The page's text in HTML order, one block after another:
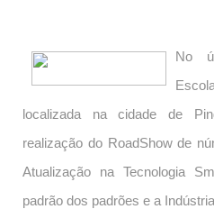
No
localizada na cidade de
realização do RoadShow de
Atualização na Tecnologia
padrão dos padrões e a